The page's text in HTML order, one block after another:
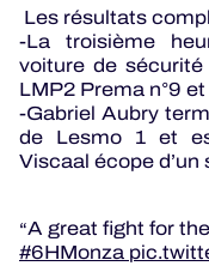
Les résultats
-La troisième
voiture de
LMP2 Prema n°9
-Gabriel Aubry
de Lesmo 1 et
Viscaal écope
A great fight for
#6HMonza